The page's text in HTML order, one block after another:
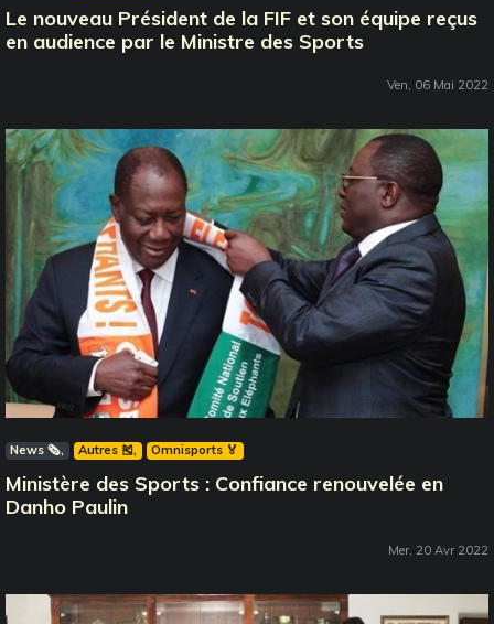
Le nouveau Président de la FIF et son équipe reçus
en audience par le Ministre des Sports
Ven, 06 Mai 2022
News 🗞️ Autres 🎽 Omnisports 🏅
Ministère des Sports : Confiance renouvelée en
Danho Paulin
Mer, 20 Avr 2022